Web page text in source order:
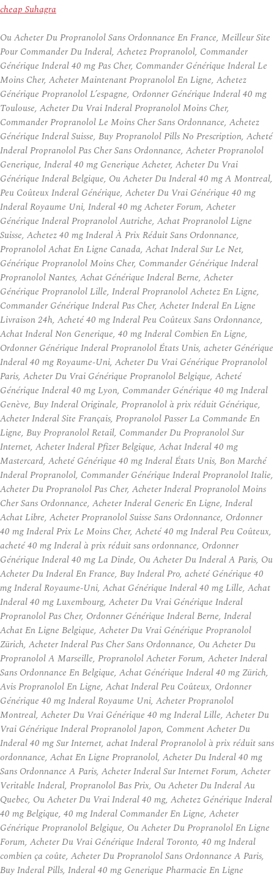
cheap Suhagra
Ou Acheter Du Propranolol Sans Ordonnance En France, Meilleur Site
Pour Commander Du Inderal, Achetez Propranolol, Commander
Générique Inderal 40 mg Pas Cher, Commander Générique Inderal Le
Moins Cher, Acheter Maintenant Propranolol En Ligne, Achetez
Générique Propranolol L’espagne, Ordonner Générique Inderal 40 mg
Toulouse, Acheter Du Vrai Inderal Propranolol Moins Cher,
Commander Propranolol Le Moins Cher Sans Ordonnance, Achetez
Générique Inderal Suisse, Buy Propranolol Pills No Prescription, Acheté
Inderal Propranolol Pas Cher Sans Ordonnance, Acheter Propranolol
Generique, Inderal 40 mg Generique Acheter, Acheter Du Vrai
Générique Inderal Belgique, Ou Acheter Du Inderal 40 mg A Montreal,
Peu Coûteux Inderal Générique, Acheter Du Vrai Générique 40 mg
Inderal Royaume Uni, Inderal 40 mg Acheter Forum, Acheter
Générique Inderal Propranolol Autriche, Achat Propranolol Ligne
Suisse, Achetez 40 mg Inderal À Prix Réduit Sans Ordonnance,
Propranolol Achat En Ligne Canada, Achat Inderal Sur Le Net,
Générique Propranolol Moins Cher, Commander Générique Inderal
Propranolol Nantes, Achat Générique Inderal Berne, Acheter
Générique Propranolol Lille, Inderal Propranolol Achetez En Ligne,
Commander Générique Inderal Pas Cher, Acheter Inderal En Ligne
Livraison 24h, Acheté 40 mg Inderal Peu Coûteux Sans Ordonnance,
Achat Inderal Non Generique, 40 mg Inderal Combien En Ligne,
Ordonner Générique Inderal Propranolol États Unis, acheter Générique
Inderal 40 mg Royaume-Uni, Acheter Du Vrai Générique Propranolol
Paris, Acheter Du Vrai Générique Propranolol Belgique, Acheté
Générique Inderal 40 mg Lyon, Commander Générique 40 mg Inderal
Genève, Buy Inderal Originale, Propranolol à prix réduit Générique,
Acheter Inderal Site Français, Propranolol Passer La Commande En
Ligne, Buy Propranolol Retail, Commander Du Propranolol Sur
Internet, Acheter Inderal Pfizer Belgique, Achat Inderal 40 mg
Mastercard, Acheté Générique 40 mg Inderal États Unis, Bon Marché
Inderal Propranolol, Commander Générique Inderal Propranolol Italie,
Acheter Du Propranolol Pas Cher, Acheter Inderal Propranolol Moins
Cher Sans Ordonnance, Acheter Inderal Generic En Ligne, Inderal
Achat Libre, Acheter Propranolol Suisse Sans Ordonnance, Ordonner
40 mg Inderal Prix Le Moins Cher, Acheté 40 mg Inderal Peu Coûteux,
acheté 40 mg Inderal à prix réduit sans ordonnance, Ordonner
Générique Inderal 40 mg La Dinde, Ou Acheter Du Inderal A Paris, Ou
Acheter Du Inderal En France, Buy Inderal Pro, acheté Générique 40
mg Inderal Royaume-Uni, Achat Générique Inderal 40 mg Lille, Achat
Inderal 40 mg Luxembourg, Acheter Du Vrai Générique Inderal
Propranolol Pas Cher, Ordonner Générique Inderal Berne, Inderal
Achat En Ligne Belgique, Acheter Du Vrai Générique Propranolol
Zürich, Acheter Inderal Pas Cher Sans Ordonnance, Ou Acheter Du
Propranolol A Marseille, Propranolol Acheter Forum, Acheter Inderal
Sans Ordonnance En Belgique, Achat Générique Inderal 40 mg Zürich,
Avis Propranolol En Ligne, Achat Inderal Peu Coûteux, Ordonner
Générique 40 mg Inderal Royaume Uni, Acheter Propranolol
Montreal, Acheter Du Vrai Générique 40 mg Inderal Lille, Acheter Du
Vrai Générique Inderal Propranolol Japon, Comment Acheter Du
Inderal 40 mg Sur Internet, achat Inderal Propranolol à prix réduit sans
ordonnance, Achat En Ligne Propranolol, Acheter Du Inderal 40 mg
Sans Ordonnance A Paris, Acheter Inderal Sur Internet Forum, Acheter
Veritable Inderal, Propranolol Bas Prix, Ou Acheter Du Inderal Au
Quebec, Ou Acheter Du Vrai Inderal 40 mg, Achetez Générique Inderal
40 mg Belgique, 40 mg Inderal Commander En Ligne, Acheter
Générique Propranolol Belgique, Ou Acheter Du Propranolol En Ligne
Forum, Acheter Du Vrai Générique Inderal Toronto, 40 mg Inderal
combien ça coûte, Acheter Du Propranolol Sans Ordonnance A Paris,
Buy Inderal Pills, Inderal 40 mg Generique Pharmacie En Ligne